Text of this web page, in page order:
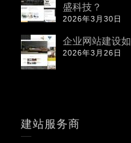
盛科技？
2026年3月30日
企业网站建设
2026年3月26日
建站服务商